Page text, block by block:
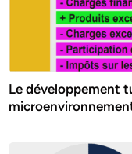
Le développement